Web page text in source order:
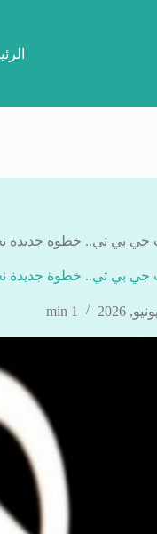
جي بي تي.. خطوة جديدة
جي بي تي.. خطوة جديدة
1 min